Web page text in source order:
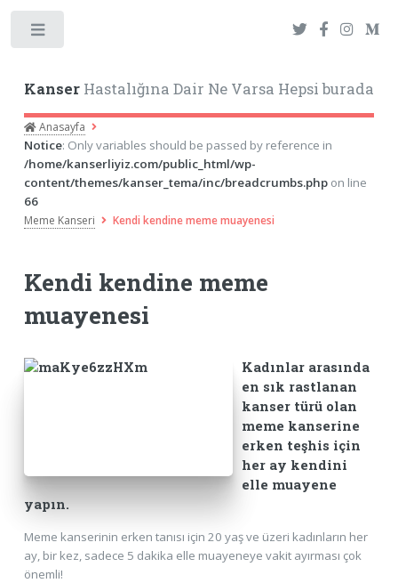
KanserHastalığına Dair Ne Varsa Hepsi burada
Anasayfa
Notice: Only variables should be passed by reference in
/home/kanserliyiz.com/public_html/wp-
content/themes/kanser_tema/inc/breadcrumbs.phpon line
66
Meme Kanseri Kendi kendine meme muayenesi
Kendi kendine meme
muayenesi
Kadınlar arasında
en sık rastlanan
kanser türü olan
meme kanserine
erken teşhis için
her ay kendini
elle muayene
yapın.
Meme kanserinin erken tanısı için 20 yaş ve üzeri kadınların her
ay, bir kez, sadece 5 dakika elle muayeneye vakit ayırması çok
önemli!